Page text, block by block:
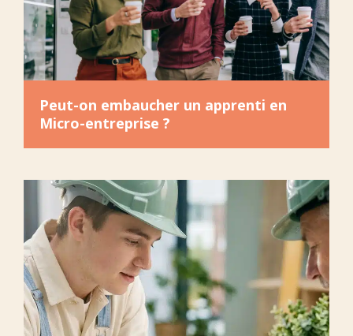
Peut-on embaucher un apprenti en
Micro-entreprise ?